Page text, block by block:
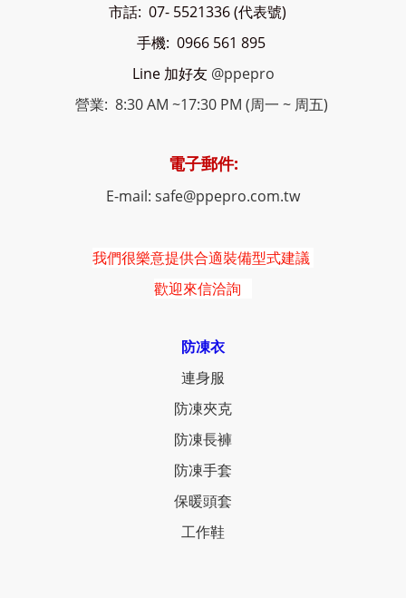
市話: 07- 5521336 (代表號)
手機: 0966 561 895
Line 加好友 @ppepro
營業: 8:30 AM ~17:30 PM (周一 ~ 周五)
電子郵件:
E-mail: safe@ppepro.com.tw
我們很樂意提供合適裝備型式建議
歡迎來信洽詢
防凍衣
連身服
防凍夾克
防凍長褲
防凍手套
保暖頭套
工作鞋